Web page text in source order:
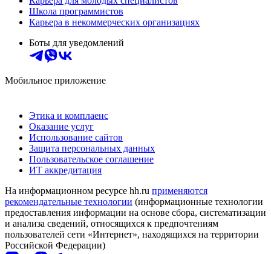
Школа программистов
Карьера в некоммерческих организациях
Боты для уведомлений
Мобильное приложение
Этика и комплаенс
Оказание услуг
Использование сайтов
Защита персональных данных
Пользовательское соглашение
ИТ аккредитация
На информационном ресурсе hh.ru применяются
рекомендательные технологии (информационные технологии
предоставления информации на основе сбора, систематизации
и анализа сведений, относящихся к предпочтениям
пользователей сети «Интернет», находящихся на территории
Российской Федерации)